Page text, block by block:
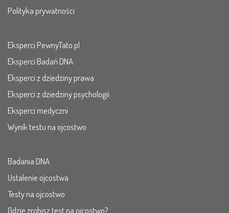
Polityka prywatności
Eksperci PewnyTato.pl
Eksperci Badań DNA
Eksperci z dziedziny prawa
Eksperci z dziedziny psychologii
Eksperci medyczni
Wynik testu na ojcostwo
Badania DNA
Ustalenie ojcostwa
Testy na ojcostwo
Gdzie zrobisz test na ojcostwo?